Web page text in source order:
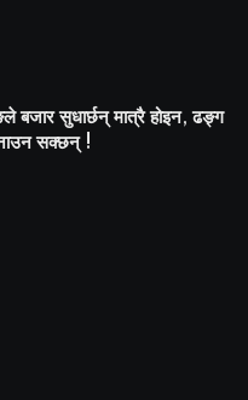
बजार सुधार्छन् मात्रै होइन, ढङ्ग
सक्छन् !